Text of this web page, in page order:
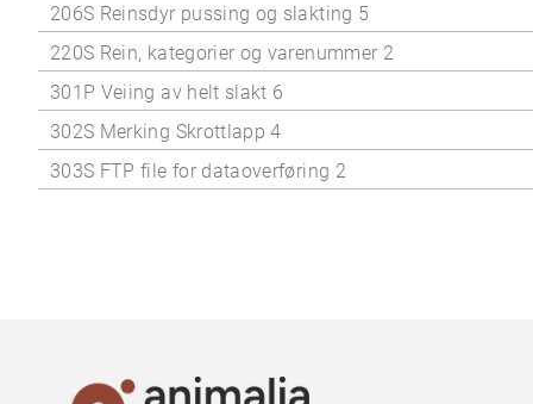
206S Reinsdyr pussing og slakting 5
220S Rein, kategorier og varenummer 2
301P Veiing av helt slakt 6
302S Merking Skrottlapp 4
303S FTP file for dataoverføring 2